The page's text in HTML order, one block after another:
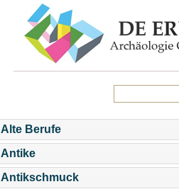
Alte Berufe
Antike
Antikschmuck